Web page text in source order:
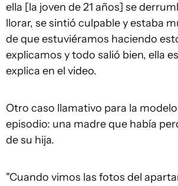
ella [la joven de 21 años] se
llorar, se sintió culpable y estaba
de que estuviéramos haciendo
explicamos y todo salió bien, ella
explica en el video.
Otro caso llamativo para la
episodio: una madre que había
de su hija.
"Cuando vimos las fotos del